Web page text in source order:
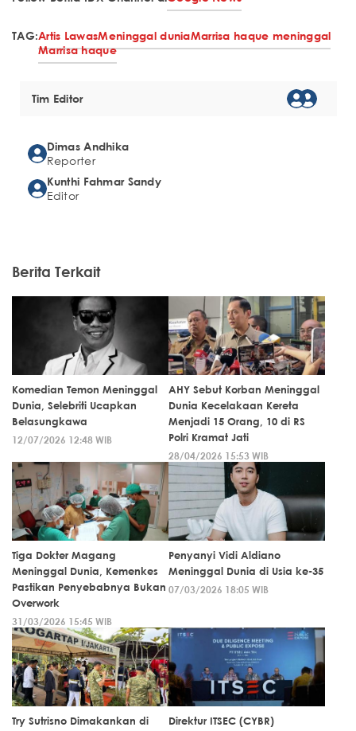
TAG:Artis LawasMeninggal duniaMarrisa haque meninggal
Marrisa haque
Tim Editor
Dimas Andhika
Reporter
Kunthi Fahmar Sandy
Editor
Berita Terkait
Komedian Temon Meninggal
Dunia, Selebriti Ucapkan
Belasungkawa
12/07/2026 12:48 WIB
AHY Sebut Korban Meninggal
Dunia Kecelakaan Kereta
Menjadi 15 Orang, 10 di RS
Polri Kramat Jati
28/04/2026 15:53 WIB
Tiga Dokter Magang
Meninggal Dunia, Kemenkes
Pastikan Penyebabnya Bukan
Overwork
31/03/2026 15:45 WIB
Penyanyi Vidi Aldiano
Meninggal Dunia di Usia ke-35
07/03/2026 18:05 WIB
Try Sutrisno Dimakankan di
Direktur ITSEC (CYBR)